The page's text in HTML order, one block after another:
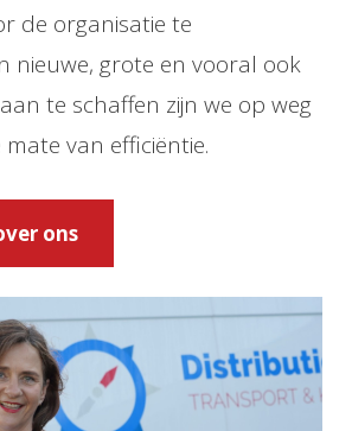
de organisatie te
nieuwe, grote en vooral ook
te schaffen zijn we op weg
van efficiëntie.
ons